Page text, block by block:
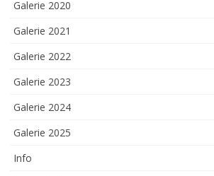
Galerie 2020
Galerie 2021
Galerie 2022
Galerie 2023
Galerie 2024
Galerie 2025
Info